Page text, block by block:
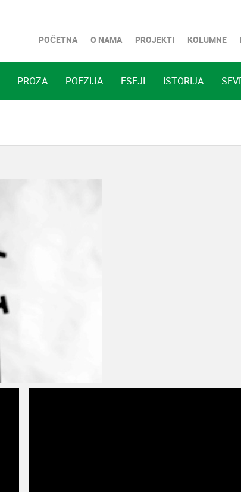
POČETNA O NAMA PROJEKTI KOLUMNE
PROZA POEZIJA ESEJI ISTORIJA